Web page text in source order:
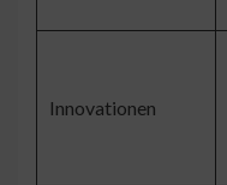
Innovationen